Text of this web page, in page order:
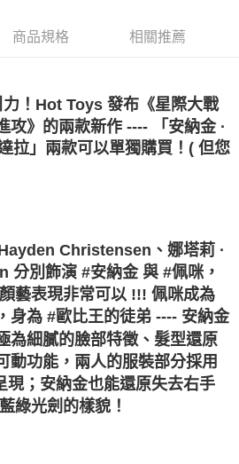
用金額請依後續交易確認頁面所載為準。
確認交易或遇審核未通過，訂單將自動取
況，表示未達大哥付你分期系統評分，恕無
大哥付你分期」於每月結算日後寄送繳費提
選擇「超商條碼／台灣大直營門市／銀行轉
」等通路繳費。
之後才付款」的支付方式。 讓您購物簡單
綁卡、不需儲值。
認證，即可結帳。
，再付款。
】
享後付」後，將跳轉至「AFTEE先享後付」
金額後，即可完成結帳。
繳費通知簡訊。
，點擊此簡訊中的連結，可透過四大超商／
含以上)免運費
商品規格 相關推薦
！Hot Toys 發布《星際大戰
攻》的兩款新作 ---- 「安納金 ·
拉」兩款可以單獨購買！( 但您
Christensen、娜塔莉 ·
分別飾演 #安納金 與 #佩咪，
藝表現非常可以 !!! 佩咪成為
身為 #歐比王的徒弟 ---- 安納金
為細膩的臉部特徵、髮型還原
動功能，兩人的服裝部分採用
現；安納金也能還原失去右手
綠光劍的樣貌！